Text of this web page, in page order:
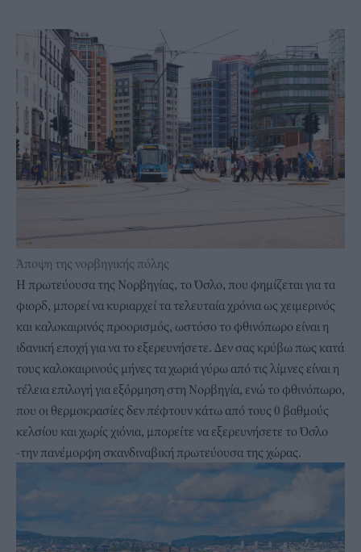
Άποψη της νορβηγικής πόλης
Η πρωτεύουσα της Νορβηγίας, το Όσλο, που φημίζεται για τα
φιορδ, μπορεί να κυριαρχεί τα τελευταία χρόνια ως χειμερινός
και καλοκαιρινός προορισμός, ωστόσο το φθινόπωρο είναι η
ιδανική εποχή για να το εξερευνήσετε. Δεν σας κρύβω πως κατά
τους καλοκαιρινούς μήνες τα χωριά γύρω από τις λίμνες είναι η
τέλεια επιλογή για εξόρμηση στη Νορβηγία, ενώ το φθινόπωρο,
που οι θερμοκρασίες δεν πέφτουν κάτω από τους 0 βαθμούς
κελσίου και χωρίς χιόνια, μπορείτε να εξερευνήσετε το Όσλο
-την πανέμορφη σκανδιναβική πρωτεύουσα της χώρας.